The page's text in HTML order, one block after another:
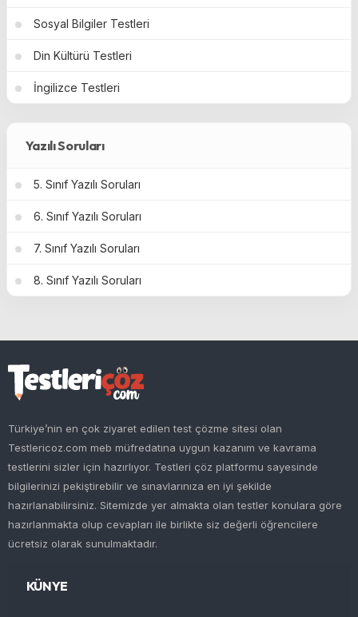
Sosyal Bilgiler Testleri
Din Kültürü Testleri
İngilizce Testleri
Yazılı Soruları
5. Sınıf Yazılı Soruları
6. Sınıf Yazılı Soruları
7. Sınıf Yazılı Soruları
8. Sınıf Yazılı Soruları
Türkiye’nin en çok ziyaret edilen test çözme sitesi olan
Testlericoz.com meb müfredatına uygun kazanım ve kavrama
testlerini sizler için hazırlıyor. Testleri çöz platformu sayesinde
bilgilerinizi pekiştirebilir ve sınavlarınıza en iyi şekilde
hazırlanabilirsiniz. Sitemizde yer almakta olan testler konulara göre
hazırlanmakta olup cevapları ile birlikte siz değerli öğrencilere
ücretsiz olarak sunulmaktadır.
KÜNYE